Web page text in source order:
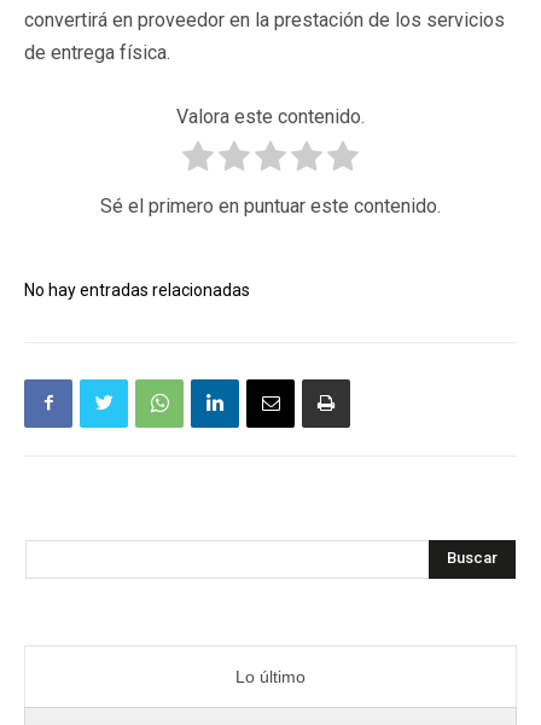
convertirá en proveedor en la prestación de los servicios
de entrega física.
Valora este contenido.
Sé el primero en puntuar este contenido.
No hay entradas relacionadas
Buscar
Lo último